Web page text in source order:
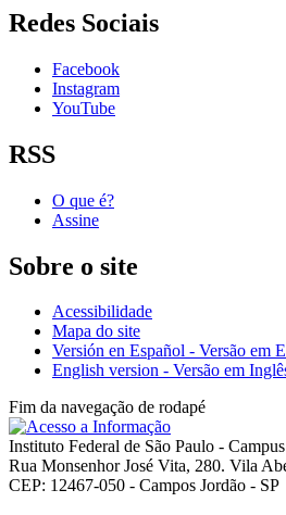
Redes Sociais
Facebook
Instagram
YouTube
RSS
O que é?
Assine
Sobre o site
Acessibilidade
Mapa do site
Versión en Español - Versão em
English version - Versão em
Fim da navegação de rodapé
Instituto Federal de São Paulo -
Rua Monsenhor José Vita, 280. Vila
CEP: 12467-050 - Campos Jordão - SP